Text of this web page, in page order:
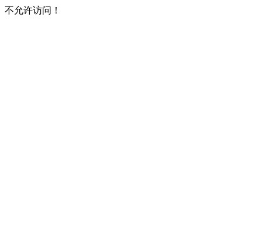
不允许访问！